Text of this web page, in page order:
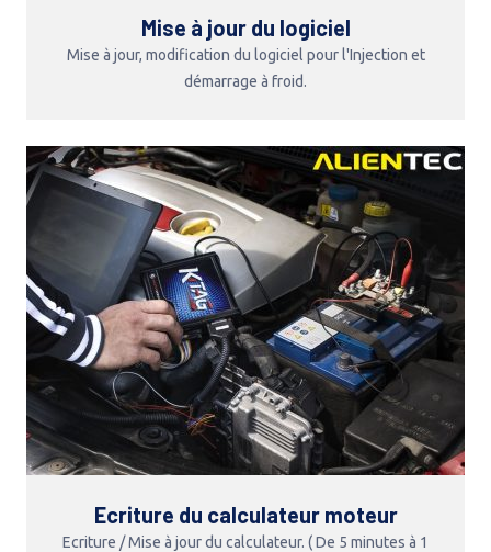
Mise à jour du logiciel
Mise à jour, modification du logiciel pour l'Injection et
démarrage à froid.
Ecriture du calculateur moteur
Ecriture / Mise à jour du calculateur. ( De 5 minutes à 1